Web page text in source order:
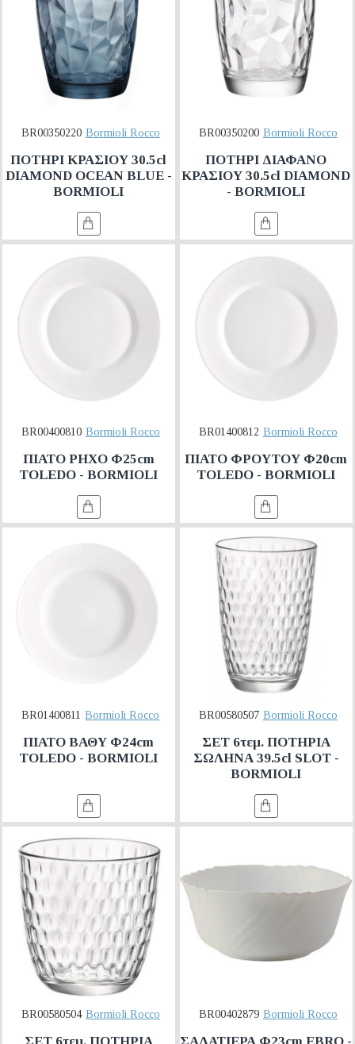
BR00350220 Bormioli Rocco
ΠΟΤΗΡΙ ΚΡΑΣΙΟΥ 30.5cl
DIAMOND OCEAN BLUE -
BORMIOLI
BR00350200 Bormioli Rocco
ΠΟΤΗΡΙ ΔΙΑΦΑΝΟ
ΚΡΑΣΙΟΥ 30.5cl DIAMOND
- BORMIOLI
BR00400810 Bormioli Rocco
ΠΙΑΤΟ ΡΗΧΟ Φ25cm
TOLEDO - BORMIOLI
BR01400812 Bormioli Rocco
ΠΙΑΤΟ ΦΡΟΥΤΟΥ Φ20cm
TOLEDO - BORMIOLI
BR01400811 Bormioli Rocco
ΠΙΑΤΟ ΒΑΘΥ Φ24cm
TOLEDO - BORMIOLI
BR00580507 Bormioli Rocco
ΣΕΤ 6τεμ. ΠΟΤΗΡΙΑ
ΣΩΛΗΝΑ 39.5cl SLOT -
BORMIOLI
BR00580504 Bormioli Rocco BR00402879 Bormioli Rocco